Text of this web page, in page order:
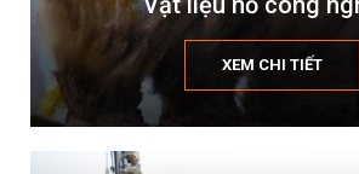
XEM CHI TIẾT